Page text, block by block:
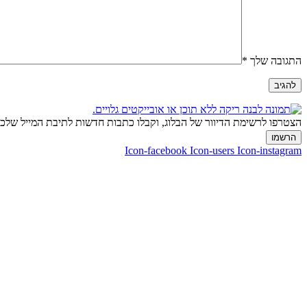
התגובה שלך *
הצטרפו לרשימת הדיוור של הבלוג, וקבלו כתבות חדשות לתיבת המייל
הרשמו
Icon-facebook Icon-users Icon-instagram